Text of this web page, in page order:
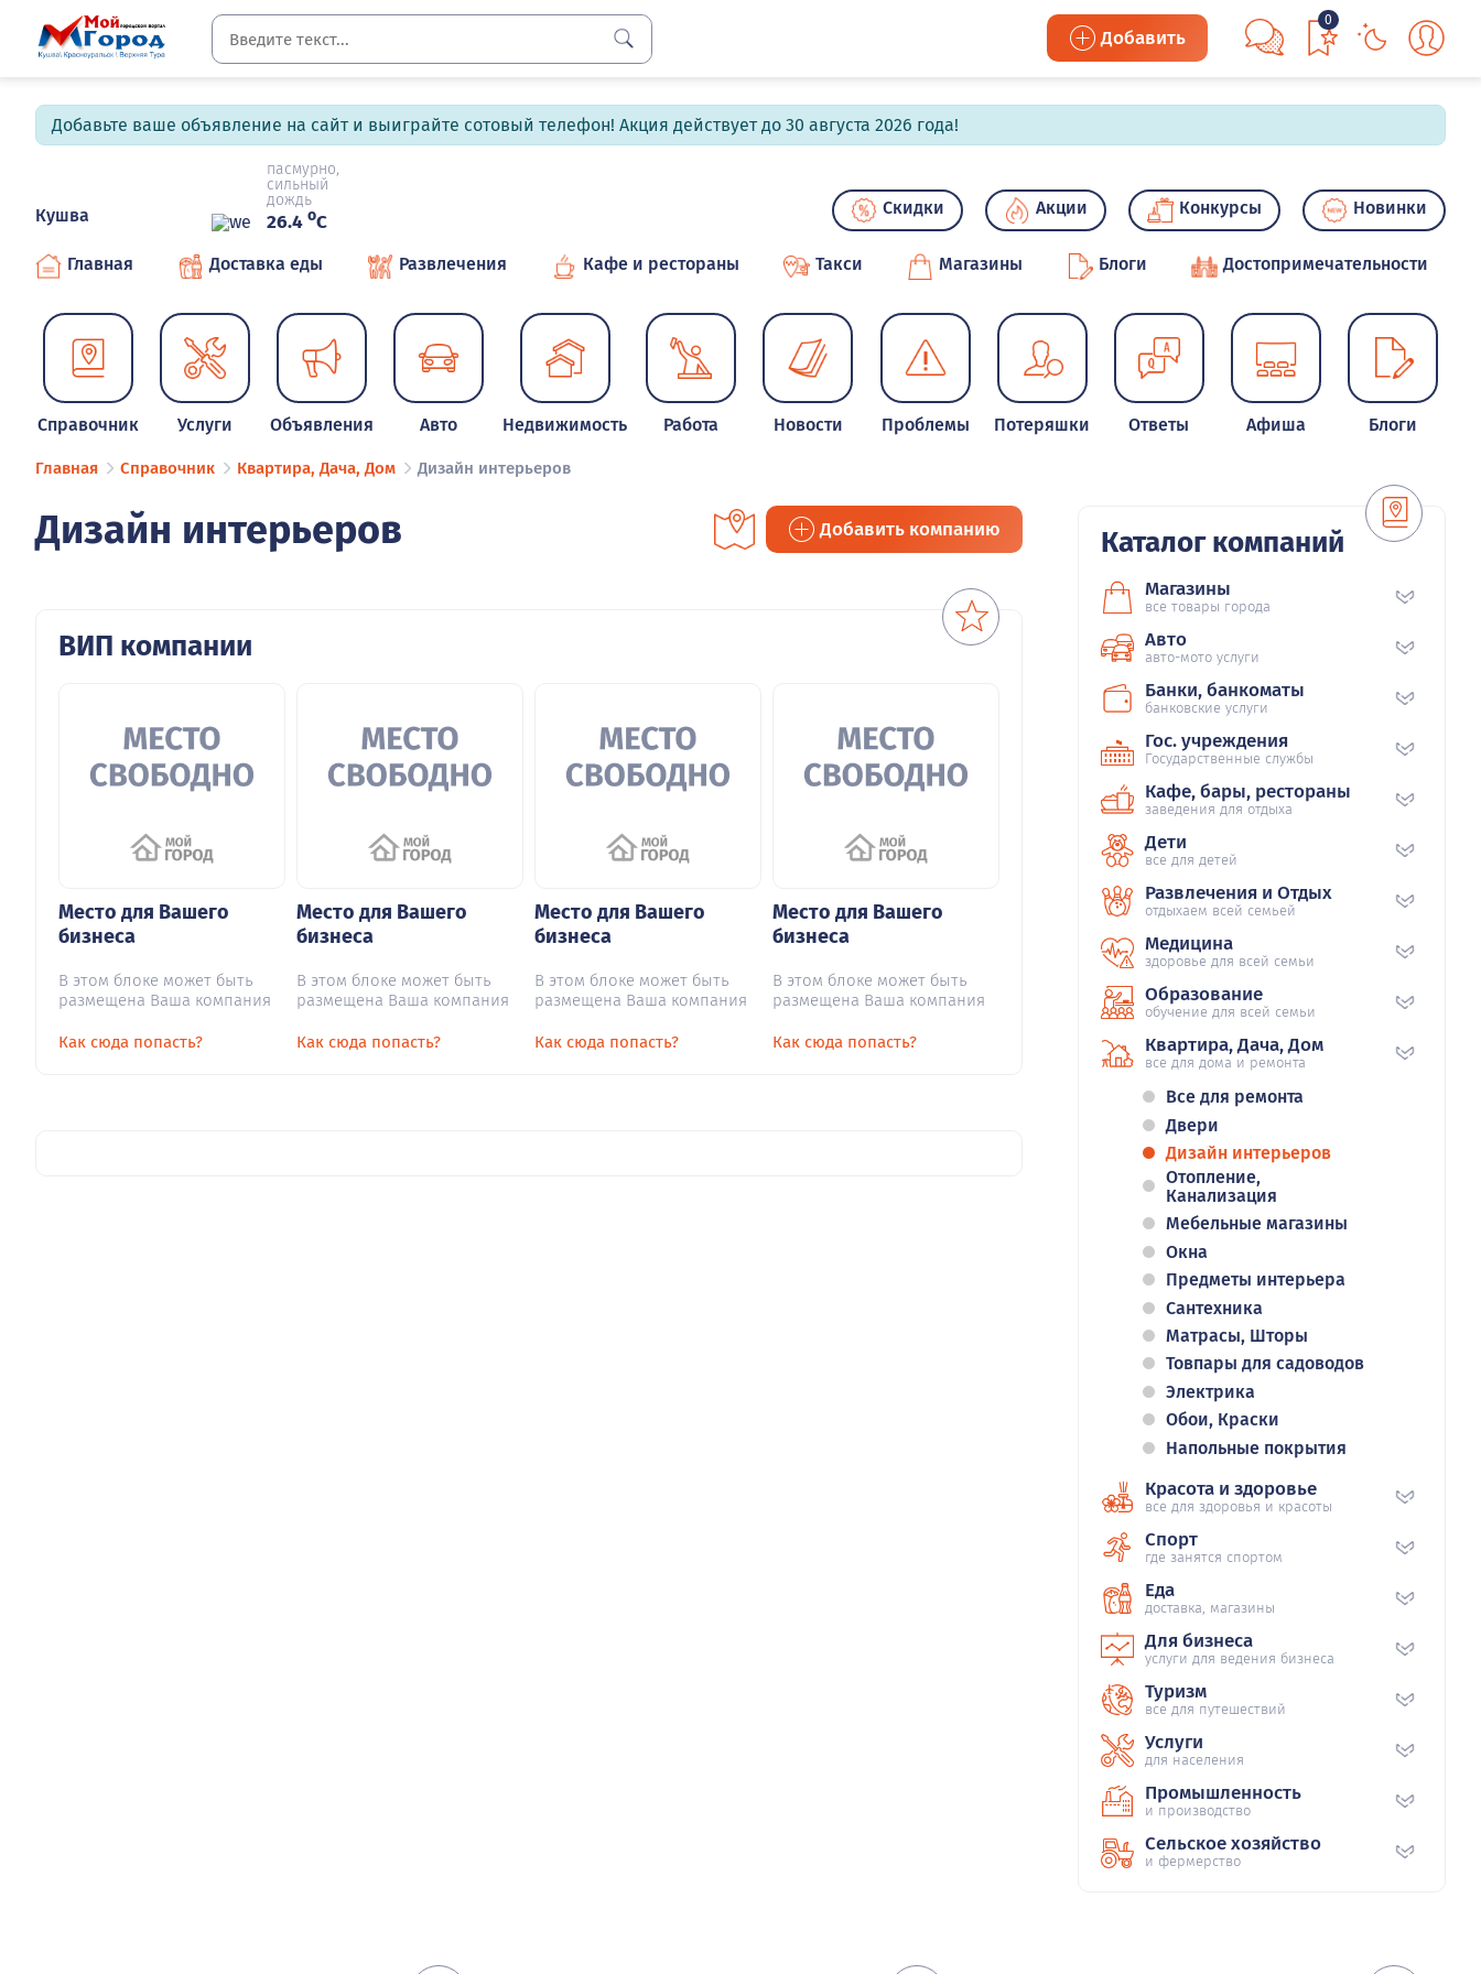
Добавить
0
Добавьте ваше объявление на сайт и выиграйте сотовый телефон! Акция действует до 30 августа 2026 года!
Кушва
пасмурно,
сильный
дождь
26.4 oC
Скидки Акции Конкурсы Новинки
Главная Доставка еды Развлечения Кафе и рестораны Такси Магазины Блоги Достопримечательности
Справочник Услуги Объявления Авто Недвижимость Работа Новости Проблемы Потеряшки Ответы Афиша Блоги
Главная Справочник Квартира, Дача, Дом Дизайн интерьеров
Дизайн интерьеров Добавить компанию
ВИП компании
Место для Вашего
бизнеса
В этом блоке может быть
размещена Ваша компания
Как сюда попасть?
Место для Вашего
бизнеса
В этом блоке может быть
размещена Ваша компания
Как сюда попасть?
Место для Вашего
бизнеса
В этом блоке может быть
размещена Ваша компания
Как сюда попасть?
Место для Вашего
бизнеса
В этом блоке может быть
размещена Ваша компания
Как сюда попасть?
Каталог компаний
Магазины
все товары города
Авто
авто-мото услуги
Банки, банкоматы
банковские услуги
Гос. учреждения
Государственные службы
Кафе, бары, рестораны
заведения для отдыха
Дети
все для детей
Развлечения и Отдых
отдыхаем всей семьей
Медицина
здоровье для всей семьи
Образование
обучение для всей семьи
Квартира, Дача, Дом
все для дома и ремонта
Все для ремонта
Двери
Дизайн интерьеров
Отопление,
Канализация
Мебельные магазины
Окна
Предметы интерьера
Сантехника
Матрасы, Шторы
Товпары для садоводов
Электрика
Обои, Краски
Напольные покрытия
Красота и здоровье
все для здоровья и красоты
Спорт
где занятся спортом
Еда
доставка, магазины
Для бизнеса
услуги для ведения бизнеса
Туризм
все для путешествий
Услуги
для населения
Промышленность
и производство
Сельское хозяйство
и фермерство